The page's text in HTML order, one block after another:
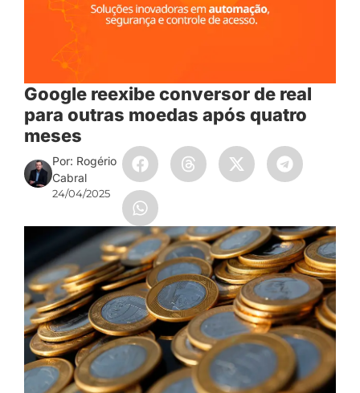
Google reexibe conversor de real
para outras moedas após quatro
meses
Por: Rogério
Cabral
24/04/2025